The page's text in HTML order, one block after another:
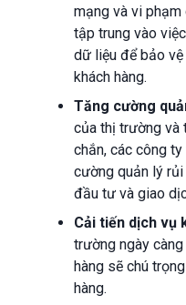
mạng và vi phạm
tập trung vào
dữ liệu để bảo
khách hàng.
Tăng cường
của thị trường và
chắn, các công
cường quản lý
đầu tư và giao
Cải tiến dịch vụ
trường ngày
hàng sẽ chú
hàng.